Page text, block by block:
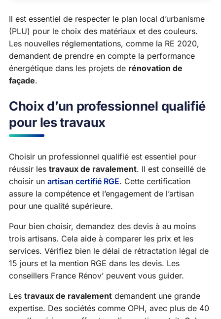
Il est essentiel de respecter le plan local d’urbanisme
(PLU) pour le choix des matériaux et des couleurs.
Les nouvelles réglementations, comme la RE 2020,
demandent de prendre en compte la performance
énergétique dans les projets de rénovation de
façade.
Choix d’un professionnel qualifié
pour les travaux
Choisir un professionnel qualifié est essentiel pour
réussir les travaux de ravalement. Il est conseillé de
choisir un artisan certifié RGE. Cette certification
assure la compétence et l’engagement de l’artisan
pour une qualité supérieure.
Pour bien choisir, demandez des devis à au moins
trois artisans. Cela aide à comparer les prix et les
services. Vérifiez bien le délai de rétractation légal de
15 jours et la mention RGE dans les devis. Les
conseillers France Rénov’ peuvent vous guider.
Les travaux de ravalement demandent une grande
expertise. Des sociétés comme OPH, avec plus de 40